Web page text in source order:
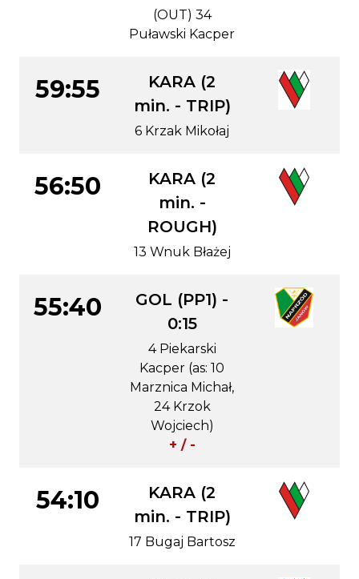
(OUT) 34
Puławski Kacper
59:55
KARA (2
min. - TRIP)
6 Krzak Mikołaj
56:50
KARA (2
min. -
ROUGH)
13 Wnuk Błażej
55:40
GOL (PP1) -
0:15
4 Piekarski
Kacper (as: 10
Marznica Michał,
24 Krzok
Wojciech)
+ / -
54:10
KARA (2
min. - TRIP)
17 Bugaj Bartosz